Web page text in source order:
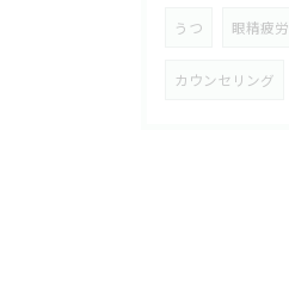
うつ 眼精疲労
カウンセリング